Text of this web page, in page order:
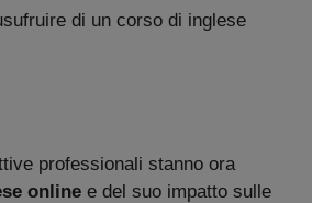
di un corso di inglese
professionali stanno ora
online e del suo impatto sulle